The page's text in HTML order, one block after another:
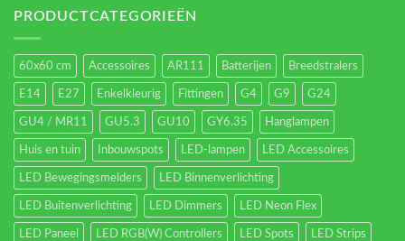
energieverbruik.
PRODUCTCATEGORIEËN
60x60 cm Accessoires AR111 Batterijen Breedstralers
E14 E27 Enkelkleurig Fittingen G4 G9 G24
GU4 / MR11 GU5.3 GU10 GY6.35 Hanglampen
Huis en tuin Inbouwspots LED-lampen LED Accessoires
LED Bewegingsmelders LED Binnenverlichting
LED Buitenverlichting LED Dimmers LED Neon Flex
LED Paneel LED RGB(W) Controllers LED Spots LED Strips